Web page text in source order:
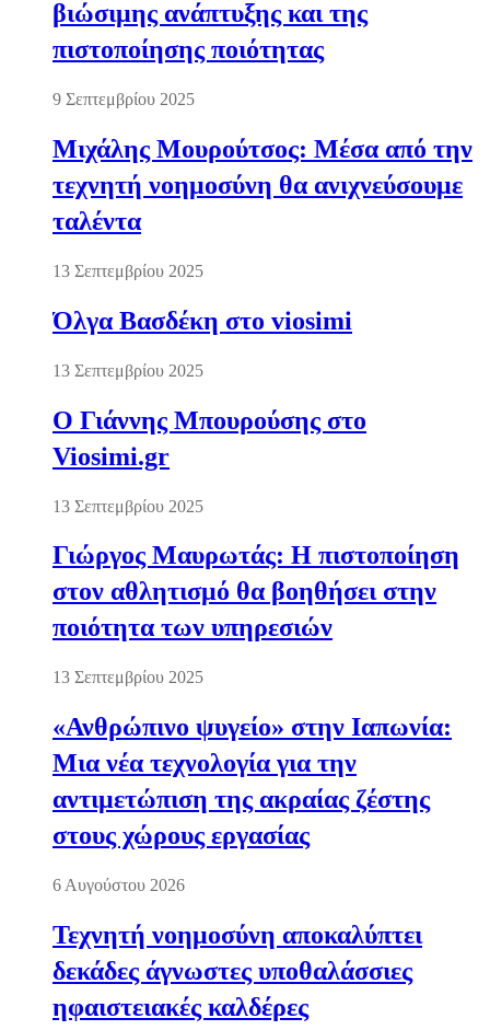
βιώσιμης ανάπτυξης και της
πιστοποίησης ποιότητας
9 Σεπτεμβρίου 2025
Μιχάλης Μουρούτσος: Μέσα από την
τεχνητή νοημοσύνη θα ανιχνεύσουμε
ταλέντα
13 Σεπτεμβρίου 2025
Όλγα Βασδέκη στο viosimi
13 Σεπτεμβρίου 2025
Ο Γιάννης Μπουρούσης στο
Viosimi.gr
13 Σεπτεμβρίου 2025
Γιώργος Μαυρωτάς: Η πιστοποίηση
στον αθλητισμό θα βοηθήσει στην
ποιότητα των υπηρεσιών
13 Σεπτεμβρίου 2025
«Ανθρώπινο ψυγείο» στην Ιαπωνία:
Μια νέα τεχνολογία για την
αντιμετώπιση της ακραίας ζέστης
στους χώρους εργασίας
6 Αυγούστου 2026
Τεχνητή νοημοσύνη αποκαλύπτει
δεκάδες άγνωστες υποθαλάσσιες
ηφαιστειακές καλδέρες